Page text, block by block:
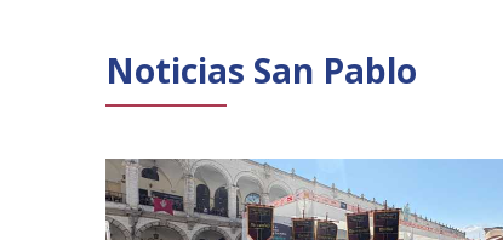
Noticias San Pablo